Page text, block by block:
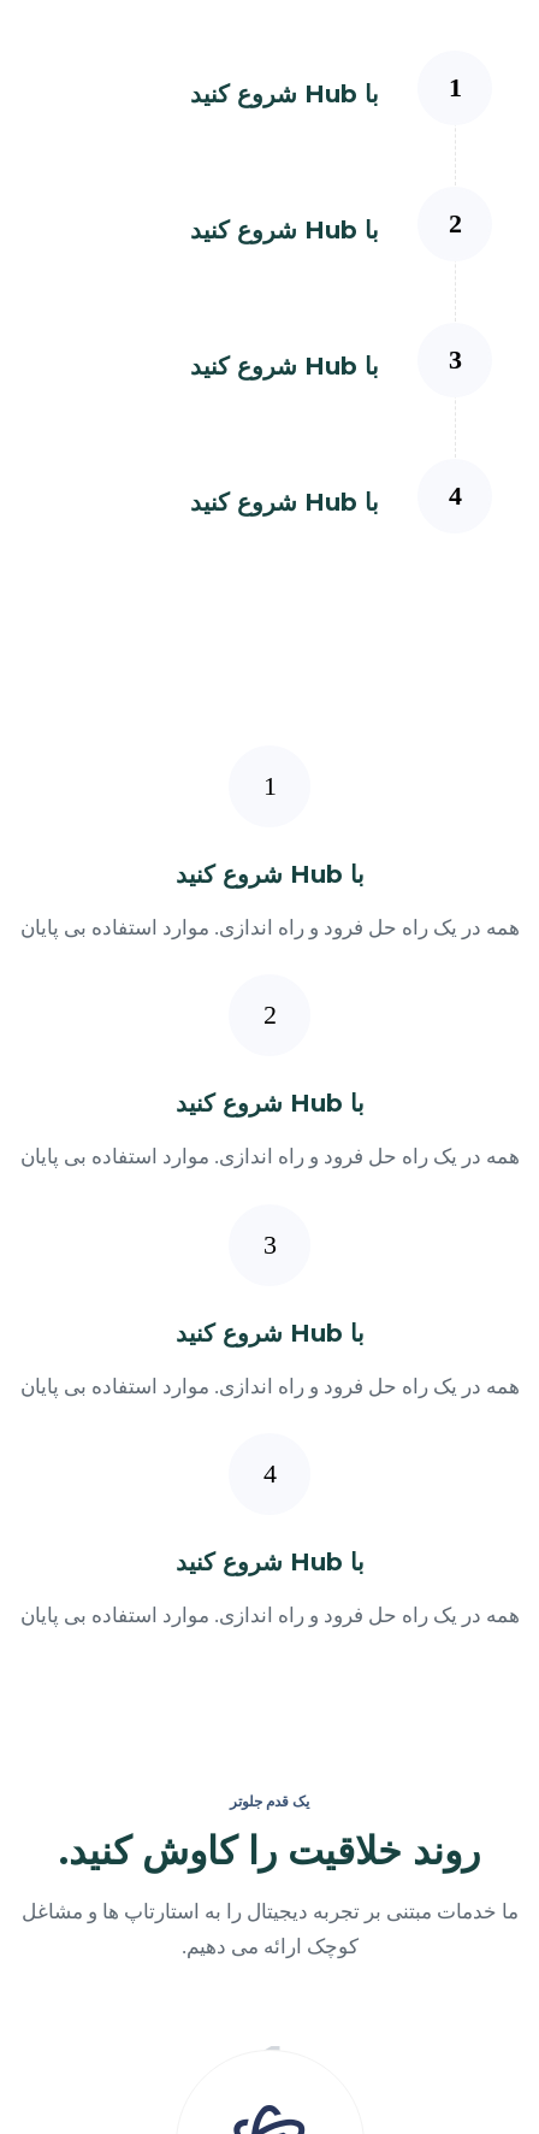
با Hub شروع کنید
با Hub شروع کنید
با Hub شروع کنید
با Hub شروع کنید
با Hub شروع کنید
همه در یک راه حل فرود و راه اندازی. موارد استفاده بی پایان
با Hub شروع کنید
همه در یک راه حل فرود و راه اندازی. موارد استفاده بی پایان
با Hub شروع کنید
همه در یک راه حل فرود و راه اندازی. موارد استفاده بی پایان
با Hub شروع کنید
همه در یک راه حل فرود و راه اندازی. موارد استفاده بی پایان
یک قدم جلوتر
روند خلاقیت را کاوش کنید.
ما خدمات مبتنی بر تجربه دیجیتال را به استارتاپ ها و مشاغل
کوچک ارائه می دهیم.